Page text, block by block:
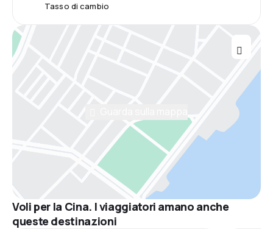
Tasso di cambio
Voli per la Cina. I viaggiatori amano anche
queste destinazioni